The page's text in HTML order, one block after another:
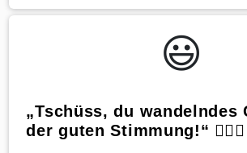
😃️
„Tschüss, du wandelndes
der guten Stimmung!“ 🕵️‍♀️👋